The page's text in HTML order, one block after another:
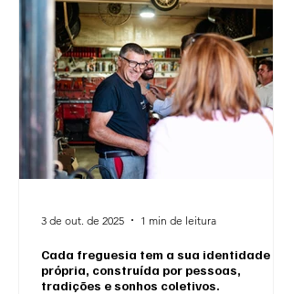
Cada freguesia tem a sua identidade
própria, construída por pessoas,
tradições e sonhos coletivos.
3 de out. de 2025 1 min de leitura